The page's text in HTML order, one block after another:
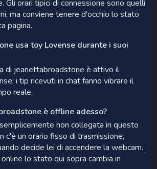
Gli orari tipici di connessione sono quelli
ma conviene tenere d'occhio lo stato
pagina.
usa toy Lovense durante i suoi
di jeanettabroadstone è attivo il
i tip ricevuti in chat fanno vibrare il
reale.
è offline adesso?
non collegata in questo
c'è un orario fisso di trasmissione,
decide lei di accendere la webcam.
lo stato qui sopra cambia in